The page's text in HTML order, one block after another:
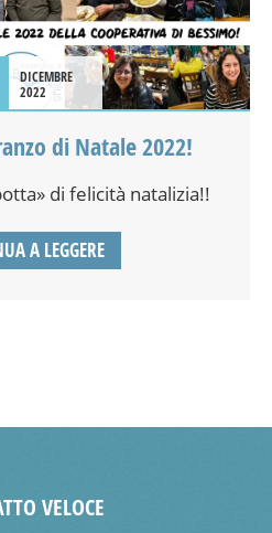
DICEMBRE
2022
di Natale 2022!
di felicità natalizia!!
A LEGGERE
VELOCE